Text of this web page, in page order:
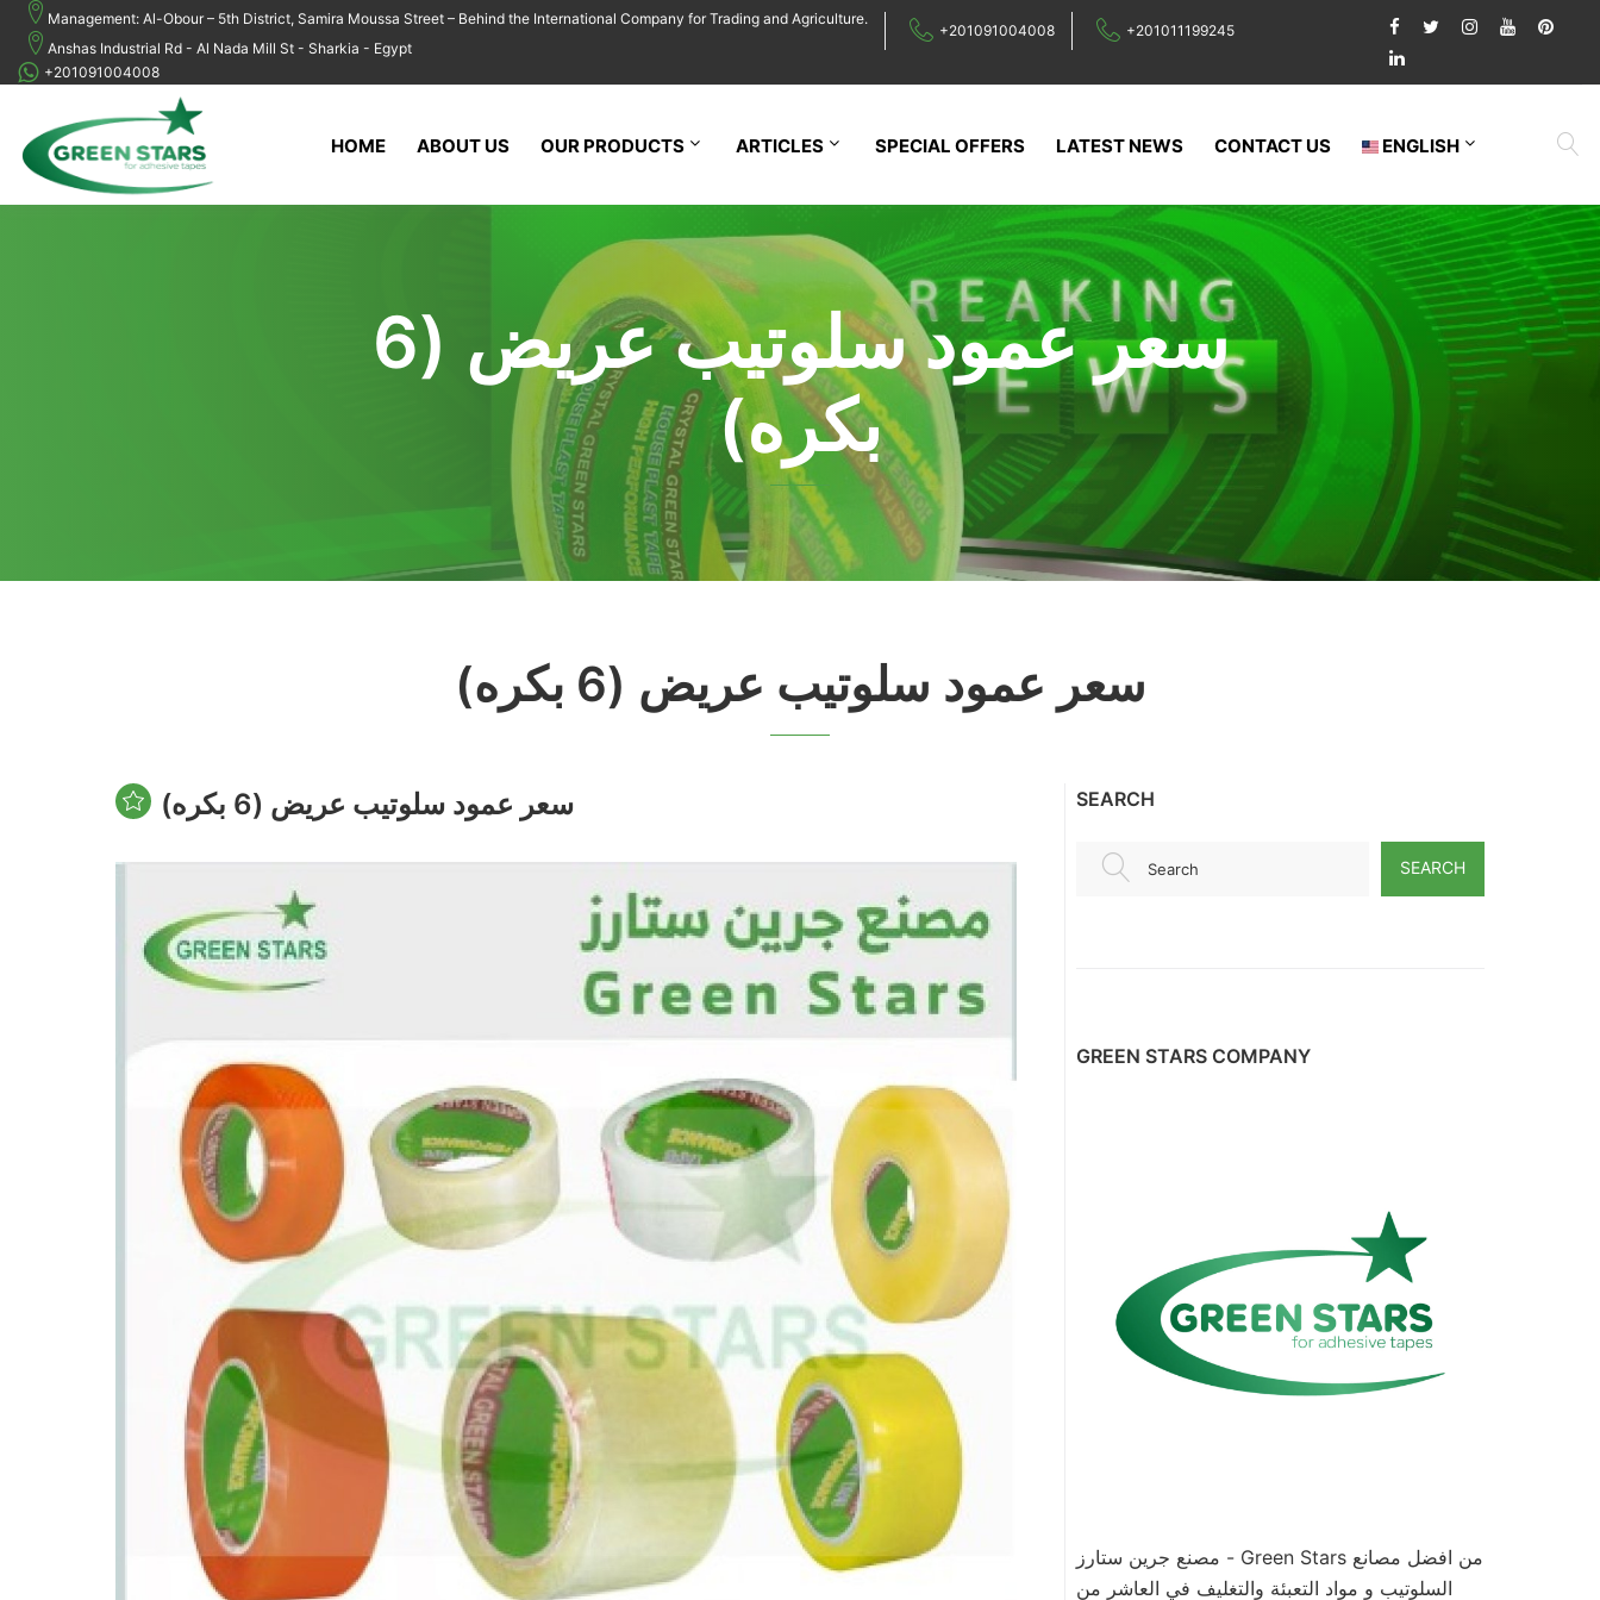
Management: Al-Obour – 5th District, Samira Moussa Street – Behind the International Company for Trading and Agriculture.
Anshas Industrial Rd - Al Nada Mill St - Sharkia - Egypt
+201091004008 +201011199245
+201091004008
HOME ABOUT US OUR PRODUCTS ARTICLES SPECIAL OFFERS LATEST NEWS CONTACT US ENGLISH
سعر عمود سلوتيب عريض (6
بكره)
سعر عمود سلوتيب عريض (6 بكره)
سعر عمود سلوتيب عريض (6 بكره) SEARCH
Search SEARCH
GREEN STARS COMPANY
مصنع جرين ستارز - Green Stars من افضل مصانع
السلوتيب و مواد التعبئة والتغليف في العاشر من